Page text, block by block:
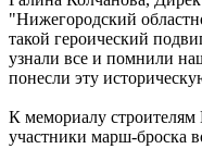
"Нижегородский
такой героический
узнали все и помнили
понесли эту
К мемориалу строителям
участники марш-броска